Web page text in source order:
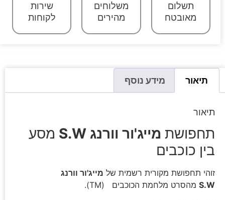
תשלום
מאובטח
משלוחים
מהירים
שירות
לקוחות
תיאור מידע נוסף
תיאור
תחפושת מייג'ור וורנג S.W
מסע
בין כוכבים
זוהי תחפושת מקורית רשמית של מייג'ור וורנג
S.W מהסרט מלחמת הכוכבים (TM).